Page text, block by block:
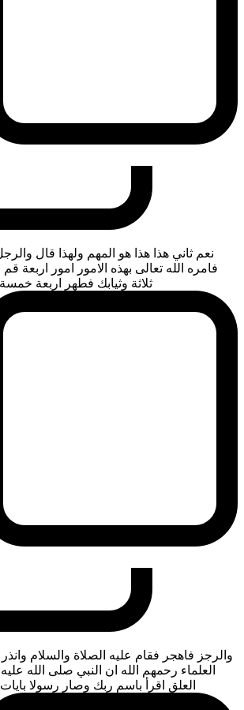
نعم ثاني هذا هذا هو المهم ولهذا قال
فامره الله تعالى بهذه الامور امور اربعة
ثلاثة وثيابك فطهر اربعة
والرجز فاهجر فقام عليه الصلاة والسلام
العلماء رحمهم الله ان النبي صلى الله
العلق اقرأ باسم ربك وصار رسولا بايات